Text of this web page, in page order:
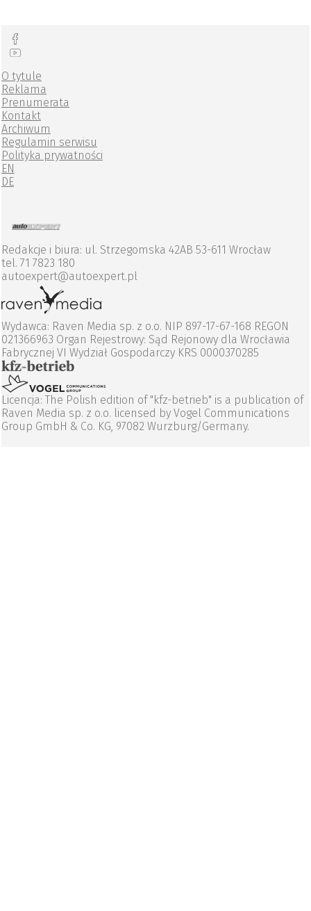
O tytule
Reklama
Prenumerata
Kontakt
Archiwum
Regulamin serwisu
Polityka prywatności
EN
DE
Redakcje i biura: ul. Strzegomska 42AB 53-611 Wrocław
tel. 71 7823 180
autoexpert@autoexpert.pl
Wydawca: Raven Media sp. z o.o. NIP 897-17-67-168 REGON
021366963 Organ Rejestrowy: Sąd Rejonowy dla Wrocławia
Fabrycznej VI Wydział Gospodarczy KRS 0000370285
Licencja: The Polish edition of "kfz-betrieb" is a publication of
Raven Media sp. z o.o. licensed by Vogel Communications
Group GmbH & Co. KG, 97082 Wurzburg/Germany.